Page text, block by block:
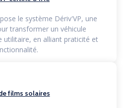
le système Dériv'VP, une
transformer un véhicule
utilitaire, en alliant praticité et
films solaires